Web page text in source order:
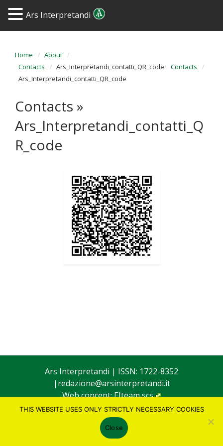
Home
About
Contacts
Ars_Interpretandi_contatti_QR_code
Contacts
Ars_Interpretandi_contatti_QR_code
Contacts »
Ars_Interpretandi_contatti_Q
R_code
Ars Interpretandi | ISSN: 1722-8352
| redazione@arsinterpretandi.it
Web concept:EIteam scs
Ars Interpretandi
THIS WEBSITE USES ONLY STRICTLY NECESSARY COOKIES
Close